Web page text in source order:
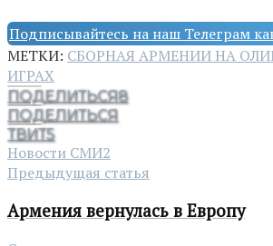
Подписывайтесь на наш Телеграм
МЕТКИ: СБОРНАЯ АРМЕНИИ НА
ИГРАХ
ПОДЕЛИТЬСЯ8
ПОДЕЛИТЬСЯ
ТВИТ5
Новости СМИ2
Предыдущая статья
Армения вернулась в Европу